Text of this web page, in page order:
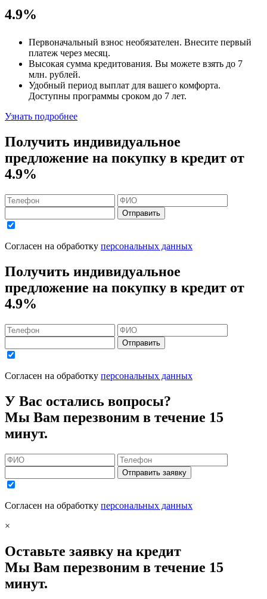
4.9%
Первоначальный взнос необязателен. Внесите первый
платеж через месяц.
Высокая сумма кредитования. Вы можете взять до 7
млн. рублей.
Удобный период выплат для вашего комфорта.
Доступны программы сроком до 7 лет.
Узнать подробнее
Получить индивидуальное
предложение на покупку в кредит от
4.9%
Отправить
Согласен на обработку персональных данных
Получить индивидуальное
предложение на покупку в кредит от
4.9%
Отправить
Согласен на обработку персональных данных
У Вас остались вопросы?
Мы Вам перезвоним в течение 15
минут.
Отправить заявку
Согласен на обработку персональных данных
×
Оставьте заявку на кредит
Мы Вам перезвоним в течение 15
минут.